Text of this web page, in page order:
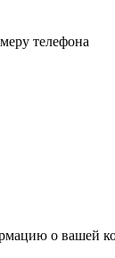
телефона
о вашей